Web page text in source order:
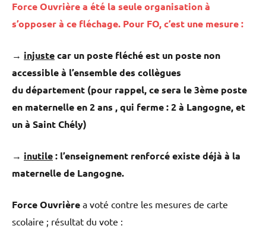
Force Ouvrière a été la seule organisation à
s’opposer à ce fléchage. Pour FO, c’est une mesure :
→ injustecar un poste fléché est un poste non
accessible à l’ensemble des collègues
du département (pour rappel, ce sera le 3ème poste
en maternelle en 2 ans , qui ferme : 2 à Langogne, et
un à Saint Chély)
→ inutile: l’enseignement renforcé existe déjà à la
maternelle de Langogne.
Force Ouvrière a voté contre les mesures de carte
scolaire ; résultat du vote :